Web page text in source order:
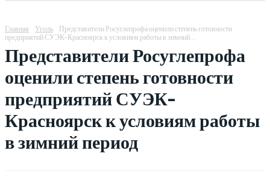
Главная Уголь
Представители Росуглепрофа оценили степень готовности
предприятий СУЭК-Красноярск к условиям работы в зимний...
Представители Росуглепрофа
оценили степень готовности
предприятий СУЭК-
Красноярск к условиям работы
в зимний период